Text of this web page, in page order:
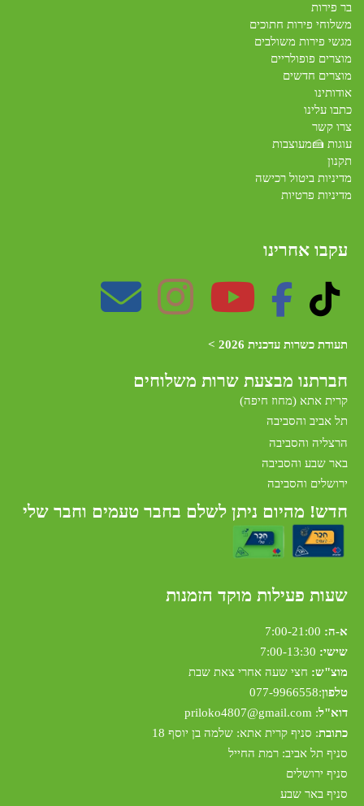
בר פירות
משלוחי פירות חתוכים
מגשי פירות משולבים
מוצרים פופולריים
מוצרים חדשים
אודותינו
כתבו עלינו
צרו קשר
עוגות 🍰מעוצבות
תקנון
מדיניות ביטול רכישה
מדיניות פרטיות
עקבו אחרינו
תעודת כשרות עדכנית 2026 >
חברתנו מבצעת שרות משלוחים
קרית אתא (מחוז חיפה)
תל אביב והסביבה
הרצליה והסביבה
באר שבע והסביבה
ירושלים והסביבה
חדש! מהיום ניתן לשלם בחבר טעמים וחבר שלי
שעות פעילות מוקד הזמנות
א-ה:
שישי: 7:00-13:30
מוצ"ש: חצי שעה אחרי צאת שבת
טלפון:
077-9966558
דוא"ל:
priloko4807@gmail.com
כתובת: סניף קרית אתא: שלמה בן יוסף 18
סניף תל אביב: רמת החייל
סניף ירושלים
סניף באר שבע